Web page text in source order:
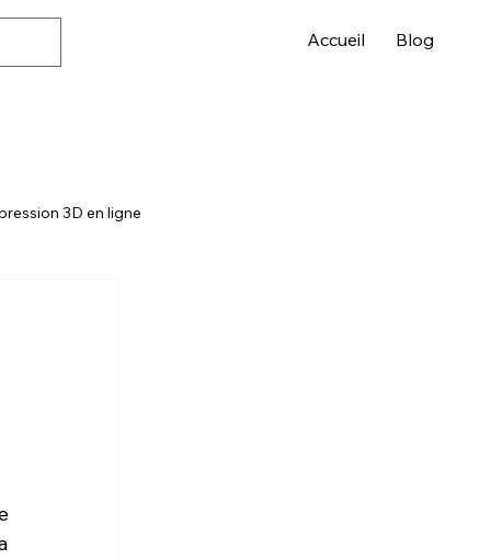
Accueil Blog
3D en ligne